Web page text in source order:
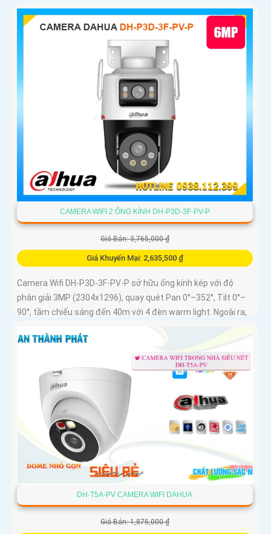
CAMERA WIFI 2 ỐNG KÍNH DH-P3D-3F-PV-P
Giá Bán: 3,765,000 ₫
Giá Khuyến Mại: 2,635,500 ₫
Camera Wifi DH-P3D-3F-PV-P sở hữu ống kính kép với độ
phân giải 3MP (2304x1296), quay quét Pan 0°–352°, Tilt 0°–
90°, tầm chiếu sáng đến 40m với 4 đèn warm light. Ngoài ra,
nhớ tối đa 256GB, kết nối Wi-Fi 2
DH-T5A-PV CAMERA WIFI DAHUA
Giá Bán: 1,875,000 ₫